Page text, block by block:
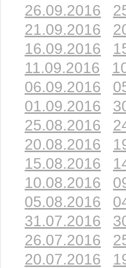
26.09.2016
21.09.2016
16.09.2016
11.09.2016
06.09.2016
01.09.2016
25.08.2016
20.08.2016
15.08.2016
10.08.2016
05.08.2016
31.07.2016
26.07.2016
20.07.2016